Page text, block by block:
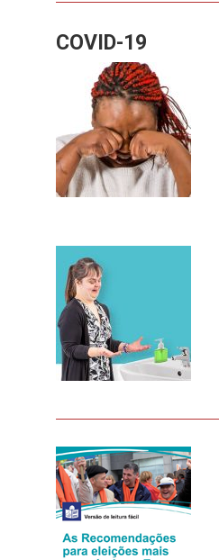
COVID-19